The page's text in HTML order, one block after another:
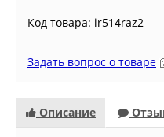
Код товара: ir514raz2
Задать вопрос о товаре
Описание